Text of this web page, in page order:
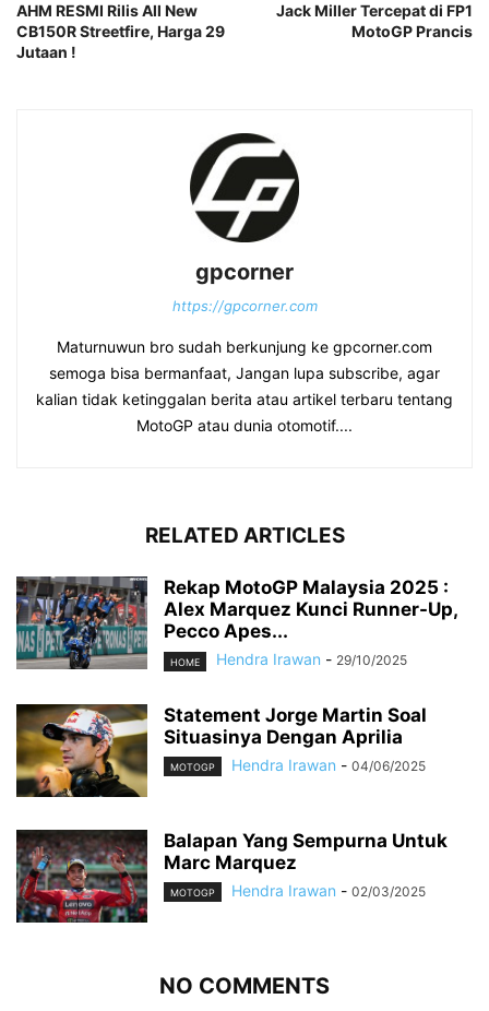
AHM RESMI Rilis All New
CB150R Streetfire, Harga 29
Jutaan !
Jack Miller Tercepat di FP1
MotoGP Prancis
gpcorner
https://gpcorner.com
Maturnuwun bro sudah berkunjung ke gpcorner.com
semoga bisa bermanfaat, Jangan lupa subscribe, agar
kalian tidak ketinggalan berita atau artikel terbaru tentang
MotoGP atau dunia otomotif....
RELATED ARTICLES
Rekap MotoGP Malaysia 2025 :
Alex Marquez Kunci Runner-Up,
Pecco Apes...
HOME Hendra Irawan - 29/10/2025
Statement Jorge Martin Soal
Situasinya Dengan Aprilia
MOTOGP Hendra Irawan - 04/06/2025
Balapan Yang Sempurna Untuk
Marc Marquez
MOTOGP Hendra Irawan - 02/03/2025
NO COMMENTS